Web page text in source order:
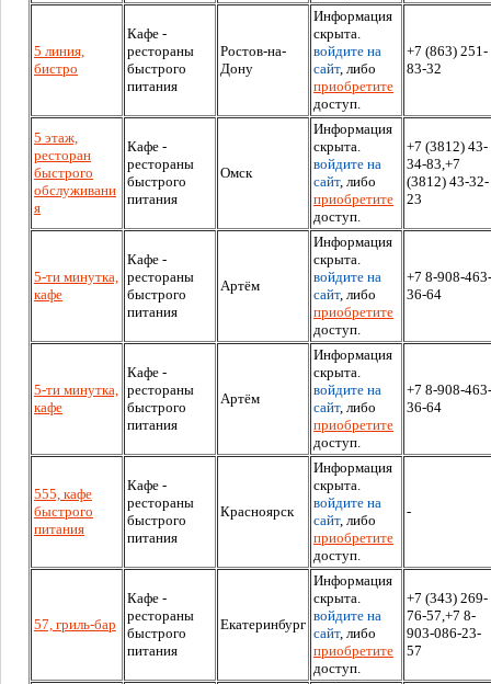
5 линия,
бистро
Кафе -
рестораны
быстрого
питания
Ростов-на-
Дону
Информация
скрыта.
войдите на
сайт, либо
приобретите
доступ.
+7 (863) 251-
83-32
5 этаж,
ресторан
быстрого
обслуживани
я
Кафе -
рестораны
быстрого
питания
Омск
Информация
скрыта.
войдите на
сайт, либо
приобретите
доступ.
+7 (3812) 43-
34-83,+7
(3812) 43-32-
23
5-ти минутка,
кафе
Кафе -
рестораны
быстрого
питания
Артём
Информация
скрыта.
войдите на
сайт, либо
приобретите
доступ.
+7 8-908-463-
36-64
5-ти минутка,
кафе
Кафе -
рестораны
быстрого
питания
Артём
Информация
скрыта.
войдите на
сайт, либо
приобретите
доступ.
+7 8-908-463-
36-64
555, кафе
быстрого
питания
Кафе -
рестораны
быстрого
питания
Красноярск
Информация
скрыта.
войдите на
сайт, либо
приобретите
доступ.
-
57, гриль-бар
Кафе -
рестораны
быстрого
питания
Екатеринбург
Информация
скрыта.
войдите на
сайт, либо
приобретите
доступ.
+7 (343) 269-
76-57,+7 8-
903-086-23-
57